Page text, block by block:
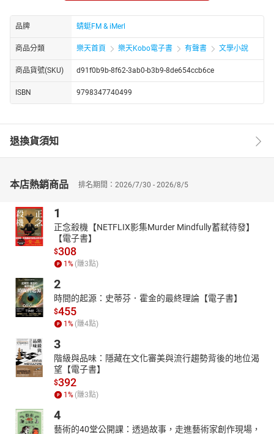
足，都是一次心灵的触动，每一次的回忆，都是对这座城市深深的
眷恋。
这是一部关于行走、探索与发现的故事，它让我们看到了北京的另
一面，感受到了这座城市独有的魅力与温度。
https://youtube.com/@tianxiagushi?si=ZstiltPoiwO0g4fT
品牌 蜻蜓FM & iMerl
商品分類 樂天首頁 樂天Kobo電子書 有聲書 文學小說
商品貨號(SKU) d91f0b9b-8f62-3ab0-b3b9-8de654ccb6ce
ISBN 9798347740499
退換貨須知
本店熱銷商品 排名期間：2026/7/30 - 2026/8/5
1
正念殺機【NETFLIX影集Murder Mindfully蓄弒待發】
【電子書】
$308
1 % (賺3點)
2
時間的起源：史蒂芬．霍金的最終理論【電子書】
$455
1 % (賺4點)
3
階級與品味：隱藏在文化審美與流行趨勢背後的地位渴
望【電子書】
$392
1 % (賺3點)
4
藝術的40堂公開課：透過故事，走進藝術家創作現場，